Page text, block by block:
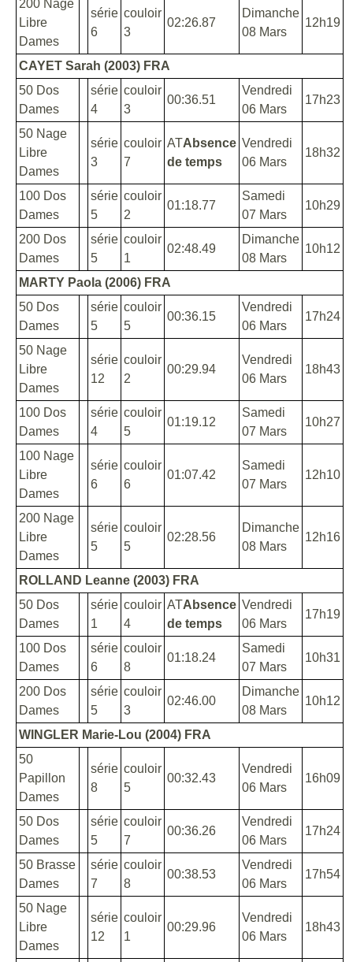
200 Nage
Libre
Dames
série
6
couloir
3
02:26.87
Dimanche
08 Mars
12h19
CAYET Sarah (2003) FRA
50 Dos
Dames
série
4
couloir
3
00:36.51
Vendredi
06 Mars
17h23
50 Nage
Libre
Dames
série
3
couloir
7
ATAbsence
de temps
Vendredi
06 Mars
18h32
100 Dos
Dames
série
5
couloir
2
01:18.77
Samedi
07 Mars
10h29
200 Dos
Dames
série
5
couloir
1
02:48.49
Dimanche
08 Mars
10h12
MARTY Paola (2006) FRA
50 Dos
Dames
série
5
couloir
5
00:36.15
Vendredi
06 Mars
17h24
50 Nage
Libre
Dames
série
12
couloir
2
00:29.94
Vendredi
06 Mars
18h43
100 Dos
Dames
série
4
couloir
5
01:19.12
Samedi
07 Mars
10h27
100 Nage
Libre
Dames
série
6
couloir
6
01:07.42
Samedi
07 Mars
12h10
200 Nage
Libre
Dames
série
5
couloir
5
02:28.56
Dimanche
08 Mars
12h16
ROLLAND Leanne (2003) FRA
50 Dos
Dames
série
1
couloir
4
ATAbsence
de temps
Vendredi
06 Mars
17h19
100 Dos
Dames
série
6
couloir
8
01:18.24
Samedi
07 Mars
10h31
200 Dos
Dames
série
5
couloir
3
02:46.00
Dimanche
08 Mars
10h12
WINGLER Marie-Lou (2004) FRA
50
Papillon
Dames
série
8
couloir
5
00:32.43
Vendredi
06 Mars
16h09
50 Dos
Dames
série
5
couloir
7
00:36.26
Vendredi
06 Mars
17h24
50 Brasse
Dames
série
7
couloir
8
00:38.53
Vendredi
06 Mars
17h54
50 Nage
Libre
Dames
série
12
couloir
1
00:29.96
Vendredi
06 Mars
18h43